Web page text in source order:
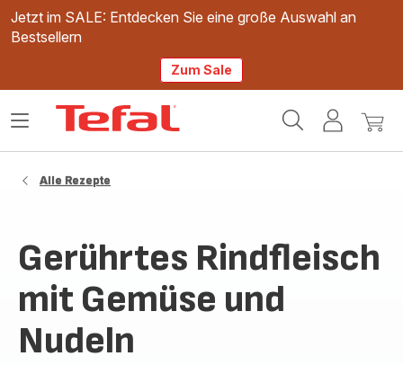
Jetzt im SALE: Entdecken Sie eine große Auswahl an
Bestsellern
Zum Sale
Mein
Mein
Das
Alle Rezepte
Gerührtes Rindfleisch
mit Gemüse und
Nudeln